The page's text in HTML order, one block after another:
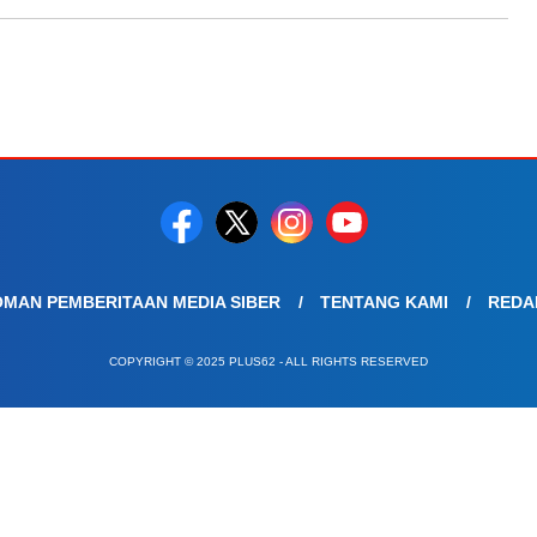
PEMBERITAAN MEDIA SIBER TENTANG KAMI
COPYRIGHT © 2025 PLUS62 - ALL RIGHTS RESERVED